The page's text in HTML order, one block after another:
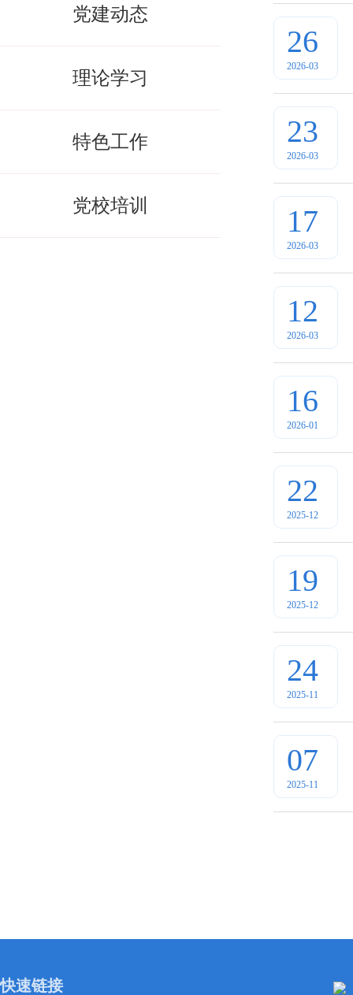
党建动态
理论学习
特色工作
党校培训
26
2026-03
23
2026-03
17
2026-03
12
2026-03
16
2026-01
22
2025-12
19
2025-12
24
2025-11
07
2025-11
快速链接